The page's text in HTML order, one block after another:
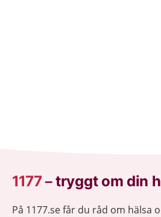
1177–tryggt om din
På 1177.se får du råd om hälsa